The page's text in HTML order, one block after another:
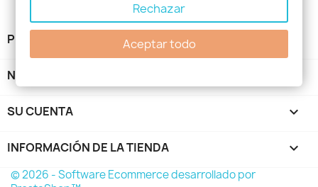
PRODUCTOS
NUESTRA EMPRESA
SU CUENTA 
INFORMACIÓN DE LA TIENDA keyboard_arrow_down
© 2026 - Software Ecommerce desarrollado por
Rechazar
Aceptar todo